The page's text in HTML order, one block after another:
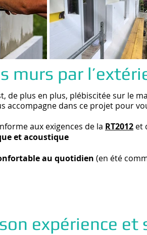
murs par
de plus en plus, plébiscitée sur le
accompagne dans ce projet pour
aux exigences de la RT2012 et
et acoustique
au quotidien (en été
expérience et